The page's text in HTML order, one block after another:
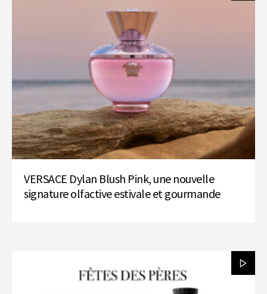
VERSACE Dylan Blush Pink, une nouvelle
signature olfactive estivale et gourmande